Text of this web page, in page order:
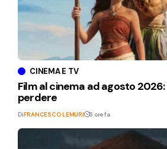
CINEMA E TV
Film al cinema ad agosto
perdere
DiFRANCESCO LEMURI 6 ore fa